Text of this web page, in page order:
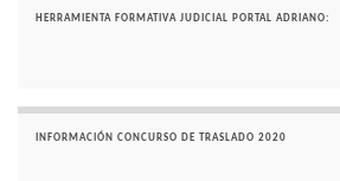
HERRAMIENTA FORMATIVA JUDICIAL PORTAL ADRIANO:
INFORMACIÓN CONCURSO DE TRASLADO 2020